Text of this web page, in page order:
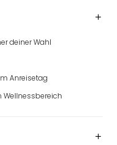
deiner Wahl
Anreisetag
Wellnessbereich